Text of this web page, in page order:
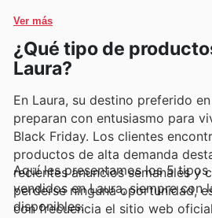
exclusivas y promociones
las colecciones que llegan y las
ahorro por tiempo limitado.
Ver más
¿Qué tipo de
Laura?
En Laura, su destino preferido
preparan con entusiasmo para
Black Friday. Los clientes
productos de alta demanda
recientes anuncios semanales y
perderse ninguna oportunidad,
con frecuencia el sitio web
Aquí les presentamos los 5
vendidos en Laura, siempre con
disponibles: